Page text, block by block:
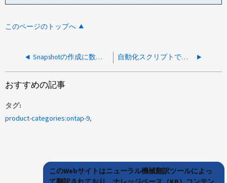
このページのトップへ
Snapshotの作成に数秒かかる 自動化スクリプトで作成されたクローンが原因でSnapshotの作成が失敗する
おすすめの記事
タグ
product-categories:ontap-9
このWebサイトはニューラル機械翻訳ツールによっ